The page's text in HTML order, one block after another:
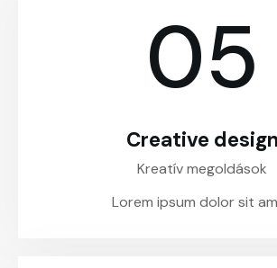
05
Creative design
Kreatív megoldások
Lorem ipsum dolor sit